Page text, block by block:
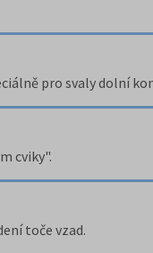
pro svaly dolní
cviky".
toče vzad.